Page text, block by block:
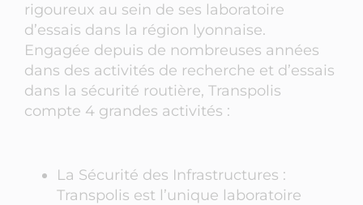
rigoureux au sein de ses laboratoire
d’essais dans la région lyonnaise.
Engagée depuis de nombreuses années
dans des activités de recherche et d’essais
dans la sécurité routière, Transpolis
compte 4 grandes activités :
La Sécurité des Infrastructures :
Transpolis est l’unique laboratoire